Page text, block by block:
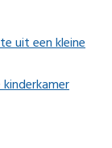
uit een kleine